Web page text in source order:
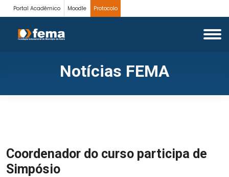
Portal Acadêmico Moodle Protocolo
Notícias FEMA
Coordenador do curso participa de
Simpósio